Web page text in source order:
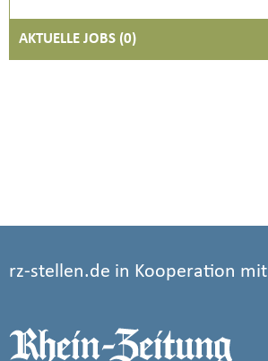
AKTUELLE JOBS (0)
rz-stellen.de in Kooperation mit